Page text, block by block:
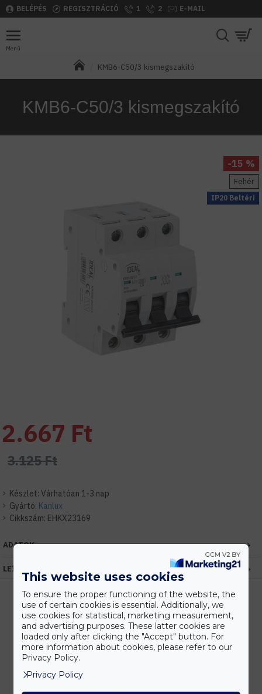
BELÉPÉS REGISZTRÁCIÓ 1 2 E-MAIL
KMB6-C50/3 kismegszakító
KMB6-C50/3 kismegszakító
IP20 Beltéri
Fehér
-15 %
Készlet: Várhatóan 1-3 nap
Gyártó: Kanlux
Cikkszám: EHKX23169
2.667 Ft
3.125 Ft
ADATOK
LEÍRÁS
Kedvezmények
Vásárolj nagyobb mennyiségben és megadjuk a legjobb gyártói árakat.
This website uses cookies
To ensure the proper functioning of the website, the
use of certain cookies is essential. Additionally, we
use cookies for statistical, marketing measurement,
and advertising purposes. These latter cookies are
loaded only after clicking the "Accept" button. For
more information about cookies, please refer to our
Privacy Policy.
Privacy Policy